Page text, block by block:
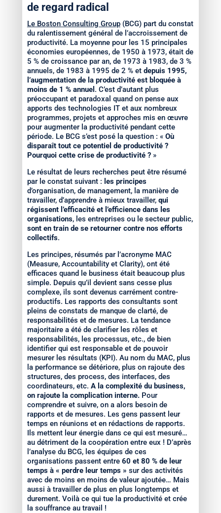
de regard radical
Le Boston Consulting Group(BCG) part du constat
du ralentissement général de l’accroissement de
productivité. La moyenne pour les 15 principales
économies européennes, de 1950 à 1973, était de
5 % de croissance par an, de 1973 à 1983, de 3 %
annuels, de 1983 à 1995 de 2 % et depuis 1995,
l’augmentation de la productivité est bloquée à
moins de 1 % annuel . C’est d’autant plus
préoccupant et paradoxal quand on pense aux
apports des technologies IT et aux nombreux
programmes, projets et approches mis en œuvre
pour augmenter la productivité pendant cette
période. Le BCG s’est posé la question : « Où
disparaît tout ce potentiel de productivité ?
Pourquoi cette crise de productivité ?»
Le résultat de leurs recherches peut être résumé
par le constat suivant : les principes
d’organisation, de management, la manière de
travailler, d’apprendre à mieux travailler, qui
régissent l’efficacité et l’efficience dans les
organisations, les entreprises ou le secteur public,
sont en train de se retourner contre nos efforts
collectifs.
Les principes, résumés par l’acronyme MAC
(Measure, Accountability et Clarity), ont été
efficaces quand le business était beaucoup plus
simple. Depuis qu’il devient sans cesse plus
complexe, ils sont devenus carrément contre-
productifs. Les rapports des consultants sont
pleins de constats de manque de clarté, de
responsabilités et de mesures. La tendance
majoritaire a été de clarifier les rôles et
responsabilités, les processus, etc., de bien
identifier qui est responsable et de pouvoir
mesurer les résultats (KPI). Au nom du MAC, plus
la performance se détériore, plus on rajoute des
structures, des process, des interfaces, des
coordinateurs, etc. A la complexité du business,
on rajoute la complication interne.Pour
comprendre et suivre, on a alors besoin de
rapports et de mesures. Les gens passent leur
temps en réunions et en rédactions de rapports.
Ils mettent leur énergie dans ce qui est mesuré…
au détriment de la coopération entre eux ! D’après
l’analyse du BCG, les équipes de ces
organisations passent entre 60 et 80 % de leur
temps à « perdre leur temps » sur des activités
avec de moins en moins de valeur ajoutée… Mais
aussi à travailler de plus en plus longtemps et
durement. Voilà ce qui tue la productivité et crée
la souffrance au travail !